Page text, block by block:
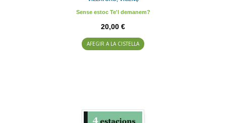
Sense estoc Te'l demanem?
20,00 €
AFEGIR A LA CISTELLA